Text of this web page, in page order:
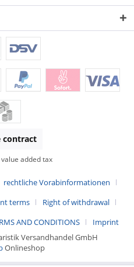
contract
added tax
rechtliche Vorabinformationen
terms
Right of withdrawal
AND CONDITIONS
Imprint
Versandhandel GmbH
Onlineshop